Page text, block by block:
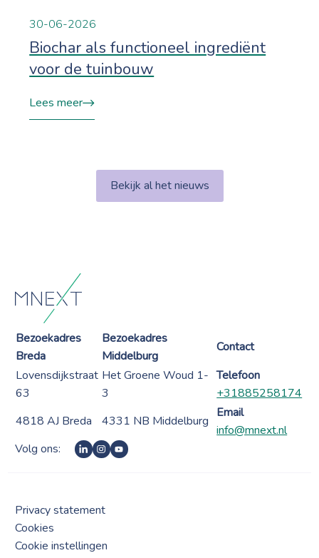
30-06-2026
Biochar als functioneel ingrediënt
voor de tuinbouw
Lees meer
Bekijk al het nieuws
Bezoekadres
Breda
Bezoekadres
Middelburg
Contact
Lovensdijkstraat
63
Het Groene Woud 1-
3
Telefoon
+31885258174
4818 AJ Breda
4331 NB Middelburg
Email
info@mnext.nl
Volg ons:
Privacy statement
Cookies
Cookie instellingen